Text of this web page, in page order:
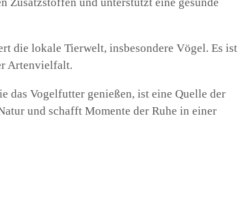
die lokale Tierwelt, insbesondere Vögel. Es ist
Artenvielfalt.
das Vogelfutter genießen, ist eine Quelle der
und schafft Momente der Ruhe in einer